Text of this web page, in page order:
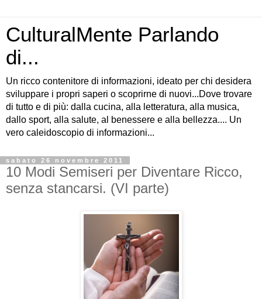
CulturalMente Parlando
di...
Un ricco contenitore di informazioni, ideato per chi desidera
sviluppare i propri saperi o scoprirne di nuovi...Dove trovare
di tutto e di più: dalla cucina, alla letteratura, alla musica,
dallo sport, alla salute, al benessere e alla bellezza.... Un
vero caleidoscopio di informazioni...
sabato 26 novembre 2011
10 Modi Semiseri per Diventare Ricco,
senza stancarsi. (VI parte)